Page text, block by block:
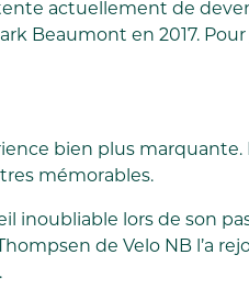
actuellement de
Beaumont en 2017.
bien plus
mémorables.
lors de son
de Velo NB l’a